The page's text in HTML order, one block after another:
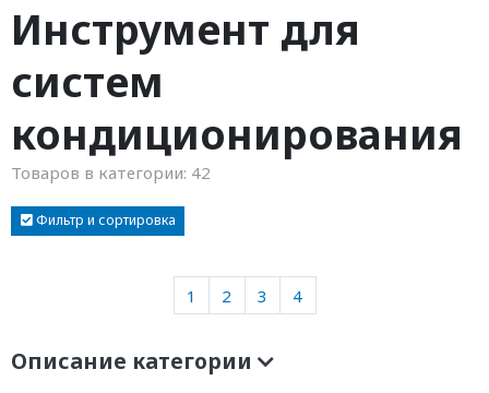
Инструмент для
систем
кондиционирования
Товаров в категории: 42
Фильтр и сортировка
1 2 3 4
Описание категории